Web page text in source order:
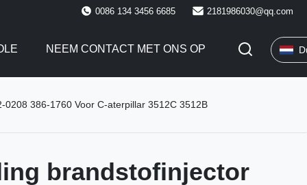
0086 134 3456 6685 2181986030@qq.com
NEEM CONTACT MET ONS OP
386-1760 Voor C-aterpillar 3512C 3512B
brandstofinjector